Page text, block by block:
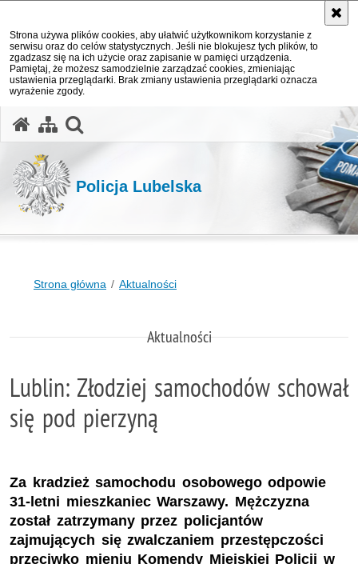
Strona używa plików cookies, aby ułatwić użytkownikom korzystanie z
serwisu oraz do celów statystycznych. Jeśli nie blokujesz tych plików, to
zgadzasz się na ich użycie oraz zapisanie w pamięci urządzenia.
Pamiętaj, że możesz samodzielnie zarządzać cookies, zmieniając
ustawienia przeglądarki. Brak zmiany ustawienia przeglądarki oznacza
wyrażenie zgody.
Policja Lubelska
Strona główna Aktualności
Aktualności
Lublin: Złodziej samochodów schował
się pod pierzyną
Za kradzież samochodu osobowego odpowie
31-letni mieszkaniec Warszawy. Mężczyzna
został zatrzymany przez policjantów
zajmujących się zwalczaniem przestępczości
przeciwko mieniu Komendy Miejskiej Policji w